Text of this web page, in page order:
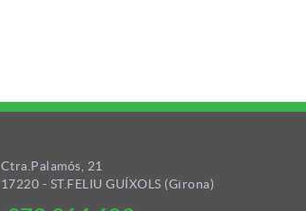
Ctra.Palamós, 21
17220 - ST.FELIU GUÍXOLS (Girona)